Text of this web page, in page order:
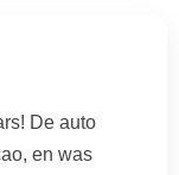
De auto
en was